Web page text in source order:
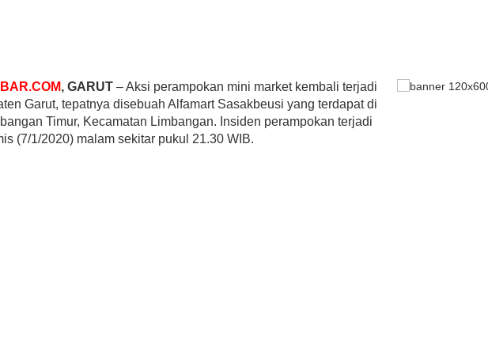
, GARUT – Aksi perampokan mini market kembali terjadi
Garut, tepatnya disebuah Alfamart Sasakbeusi yang terdapat di
Timur, Kecamatan Limbangan. Insiden perampokan terjadi
(7/1/2020) malam sekitar pukul 21.30 WIB.